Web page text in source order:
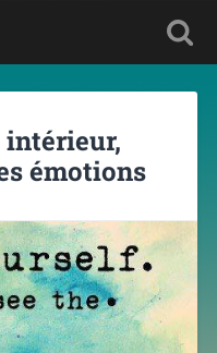
intérieur,
émotions